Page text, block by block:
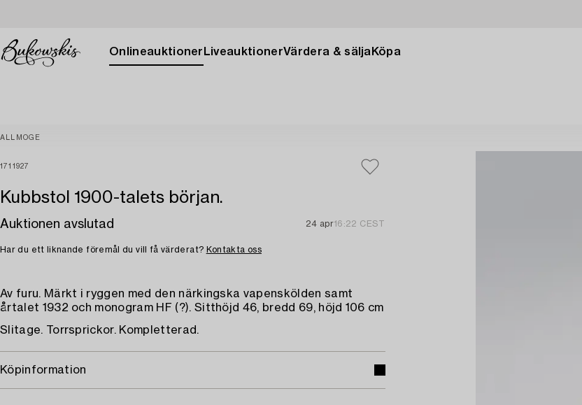
Onlineauktioner LiveauktionerVärdera & sälja Köpa
ALLMOGE
1711927
Kubbstol 1900-talets början.
Auktionen avslutad 24 apr16:22 CEST
Har du ett liknande föremål du vill få värderat? Kontakta oss
Av furu. Märkt i ryggen med den närkingska vapenskölden samt
årtalet 1932 och monogram HF (?). Sitthöjd 46, bredd 69, höjd 106 cm
Slitage. Torrsprickor. Kompletterad.
Köpinformation